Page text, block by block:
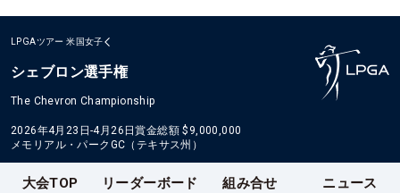
LPGAツアー 米国女子
シェブロン選手権
The Chevron Championship
2026年4月23日-4月26日賞金総額 $9,000,000
メモリアル・パークGC（テキサス州）
大会TOP リーダーボード 組み合せ ニュース